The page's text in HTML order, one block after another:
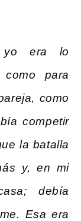
yo era lo
para
como
competir
la batalla
y, en mi
debía
Esa era